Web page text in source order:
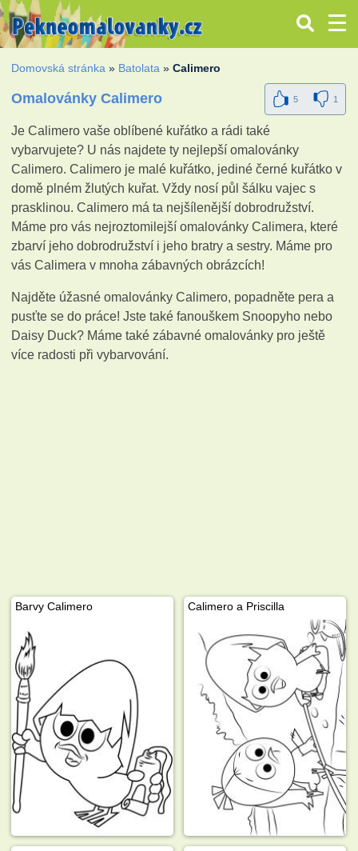
Domovská stránka » Batolata »Calimero
Omalovánky Calimero 5 1
Je Calimero vaše oblíbené kuřátko a rádi také
vybarvujete? U nás najdete ty nejlepší omalovánky
Calimero. Calimero je malé kuřátko, jediné černé kuřátko v
domě plném žlutých kuřat. Vždy nosí půl šálku vajec s
prasklinou. Calimero má ta nejšílenější dobrodružství.
Máme pro vás nejroztomilejší omalovánky Calimera, které
zbarví jeho dobrodružství i jeho bratry a sestry. Máme pro
vás Calimera v mnoha zábavných obrázcích!
Najděte úžasné omalovánky Calimero, popadněte pera a
pusťte se do práce! Jste také fanouškem Snoopyho nebo
Daisy Duck? Máme také zábavné omalovánky pro ještě
více radosti při vybarvování.
Barvy Calimero Calimero a Priscilla